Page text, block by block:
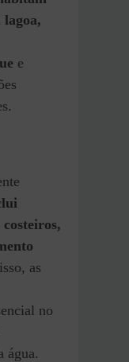
lagoa,
e
as
no
água.